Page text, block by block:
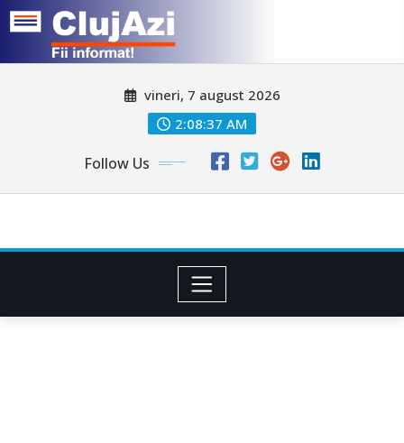
vineri, 7 august 2026
2:08:39 AM
Follow Us